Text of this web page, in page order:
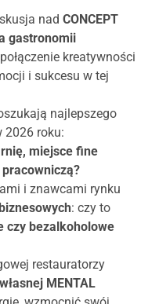
nad CONCEPT
gastronomii
kreatywności
i sukcesu w tej
najlepszego
2026 roku:
miejsce fine
i znawcami rynku
: czy to
czy bezalkoholowe
restauratorzy
MENTAL